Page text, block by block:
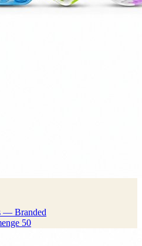
— Branded
50